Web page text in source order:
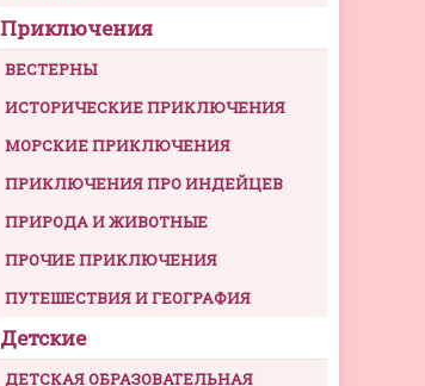
Приключения
ВЕСТЕРНЫ
ИСТОРИЧЕСКИЕ ПРИКЛЮЧЕНИЯ
МОРСКИЕ ПРИКЛЮЧЕНИЯ
ПРИКЛЮЧЕНИЯ ПРО ИНДЕЙЦЕВ
ПРИРОДА И ЖИВОТНЫЕ
ПРОЧИЕ ПРИКЛЮЧЕНИЯ
ПУТЕШЕСТВИЯ И ГЕОГРАФИЯ
Детские
ДЕТСКАЯ ОБРАЗОВАТЕЛЬНАЯ